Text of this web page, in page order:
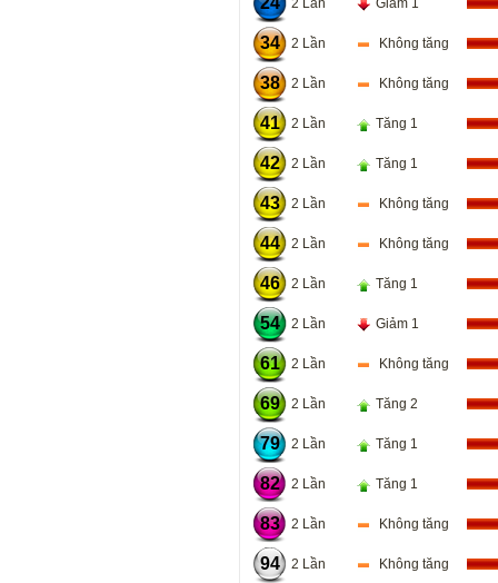
2 Lần Giảm 1
34 2 Lần Không tăng
38 2 Lần Không tăng
41 2 Lần Tăng 1
42 2 Lần Tăng 1
43 2 Lần Không tăng
44 2 Lần Không tăng
46 2 Lần Tăng 1
54 2 Lần Giảm 1
61 2 Lần Không tăng
69 2 Lần Tăng 2
79 2 Lần Tăng 1
82 2 Lần Tăng 1
83 2 Lần Không tăng
94 2 Lần Không tăng